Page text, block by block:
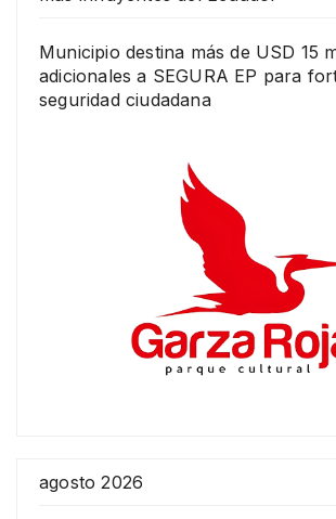
Municipio destina más de USD 15
adicionales a SEGURA EP para
seguridad ciudadana
agosto 2026